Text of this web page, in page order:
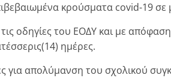
κρούσματα covid-19
οδηγίες του ΕΟΔΥ και με
ημέρες.
για απολύμανση του σχολικού